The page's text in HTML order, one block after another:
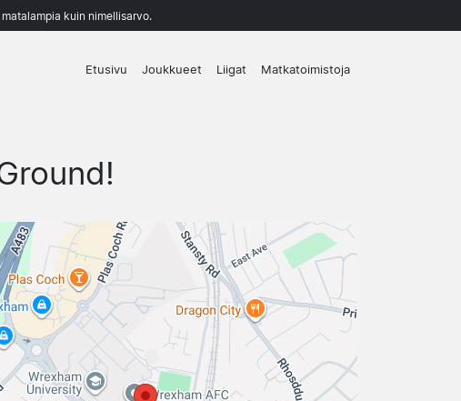
kuin nimellisarvo.
Etusivu Joukkueet Liigat Matkatoimistoja